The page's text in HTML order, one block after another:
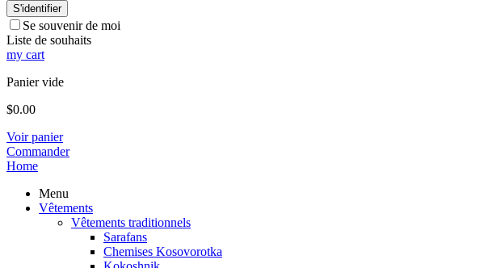
S'identifier
Se souvenir de moi
Liste de souhaits
my cart
Panier vide
$0.00
Voir panier
Commander
Home
Menu
Vêtements
Vêtements traditionnels
Sarafans
Chemises Kosovorotka